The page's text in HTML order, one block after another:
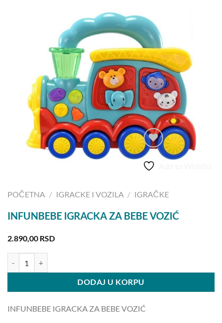
POČETNA / IGRACKE I VOZILA / IGRAČKE
INFUNBEBE IGRACKA ZA BEBE VOZIĆ
2.890,00 RSD
DODAJ U KORPU
INFUNBEBE IGRACKA ZA BEBE VOZIĆ